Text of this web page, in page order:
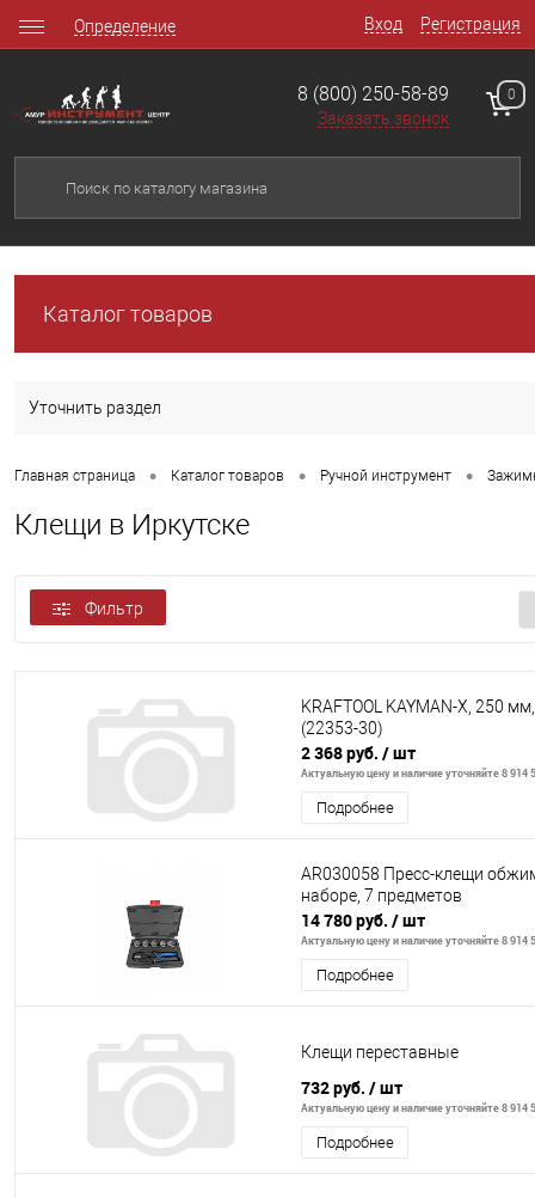
Вход Регистрация
Определение
8 (800) 250-58-89
Заказать звонок
0
Каталог товаров
Уточнить раздел
Главная страница • Каталог товаров • Ручной инструмент •
Клещи в Иркутске
Фильтр
KRAFTOOL KAYMAN-X, 250
(22353-30)
2 368 руб. / шт
Актуальную цену и наличие уточняйте 8 914
Подробнее
AR030058 Пресс-клещи
наборе, 7 предметов
14 780 руб. / шт
Актуальную цену и наличие уточняйте 8 914
Подробнее
Клещи переставные
732 руб. / шт
Актуальную цену и наличие уточняйте 8 914
Подробнее